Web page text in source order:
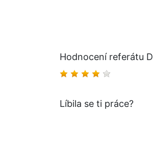
Hodnocení referátu
Líbila se ti práce?